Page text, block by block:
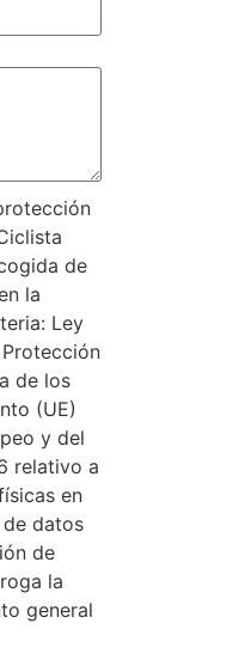
de
la
Ley
de los
(UE)
y del
relativo a
en
datos
de
la
general